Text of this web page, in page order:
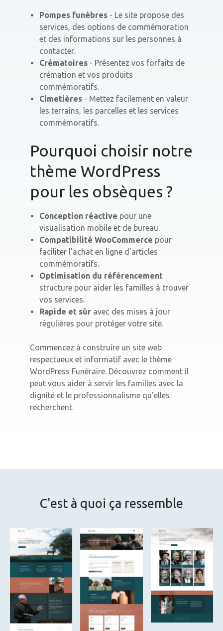
Pompes funèbres - Le site propose des
services, des options de commémoration
et des informations sur les personnes à
contacter.
Crématoires - Présentez vos forfaits de
crémation et vos produits
commémoratifs.
Cimetières - Mettez facilement en valeur
les terrains, les parcelles et les services
commémoratifs.
Pourquoi choisir notre
thème WordPress
pour les obsèques ?
Conception réactive pour une
visualisation mobile et de bureau.
Compatibilité WooCommerce pour
faciliter l'achat en ligne d'articles
commémoratifs.
Optimisation du référencement
structure pour aider les familles à trouver
vos services.
Rapide et sûr avec des mises à jour
régulières pour protéger votre site.
Commencez à construire un site web
respectueux et informatif avec le thème
WordPress Funéraire. Découvrez comment il
peut vous aider à servir les familles avec la
dignité et le professionnalisme qu'elles
recherchent.
C'est à quoi ça ressemble